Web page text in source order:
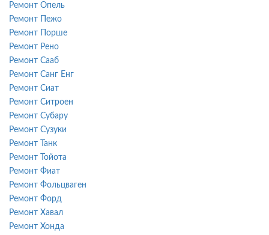
Ремонт Опель
Ремонт Пежо
Ремонт Порше
Ремонт Рено
Ремонт Сааб
Ремонт Санг Енг
Ремонт Сиат
Ремонт Ситроен
Ремонт Субару
Ремонт Сузуки
Ремонт Танк
Ремонт Тойота
Ремонт Фиат
Ремонт Фольцваген
Ремонт Форд
Ремонт Хавал
Ремонт Хонда